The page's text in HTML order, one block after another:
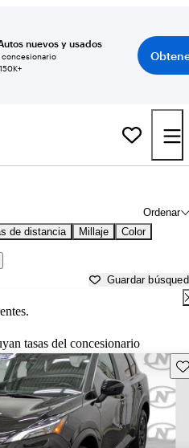
nuevos y usados
concesionario
150K+
Ordenar
de distancia Millaje Color
Guardar
tasas del concesionario